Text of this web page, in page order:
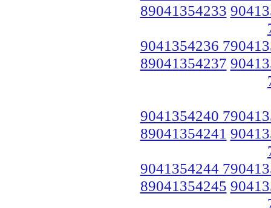
89041354233
9041354236
89041354237
9041354240
89041354241
9041354244
89041354245